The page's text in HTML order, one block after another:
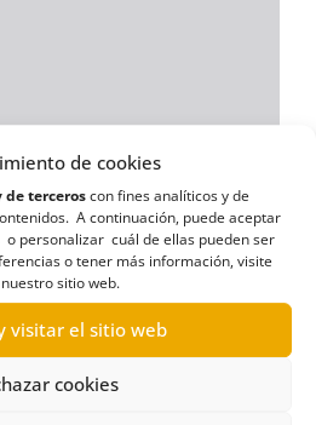
de cookies
de terceroscon fines analíticos y de
A continuación, puede aceptar
o personalizar cuál de ellas pueden ser
o tener más información, visite
sitio web.
visitar el sitio web
cookies